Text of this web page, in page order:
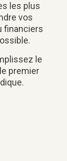
les plus
vos
financiers
le
premier